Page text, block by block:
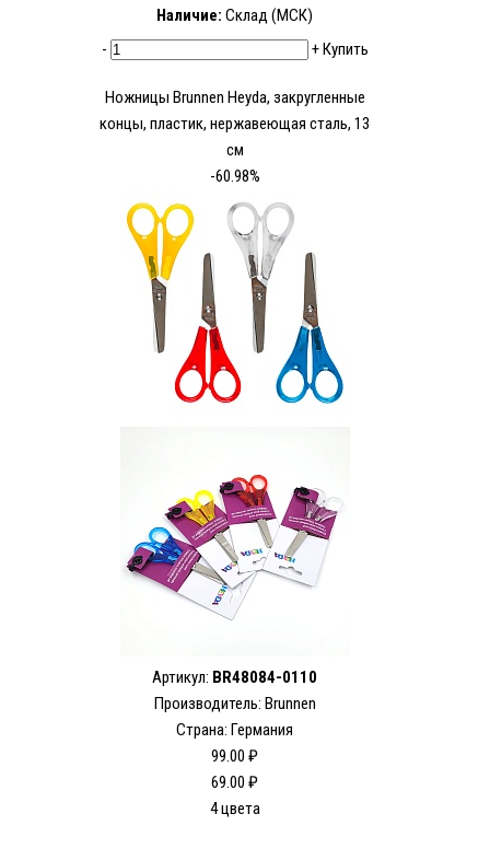
Наличие: Склад (МСК)
-
+Купить
Ножницы Brunnen Heyda, закругленные
концы, пластик, нержавеющая сталь, 13
см
-60.98%
Артикул: BR48084-0110
Производитель: Brunnen
Страна: Германия
99.00 ₽
69.00 ₽
4 цвета